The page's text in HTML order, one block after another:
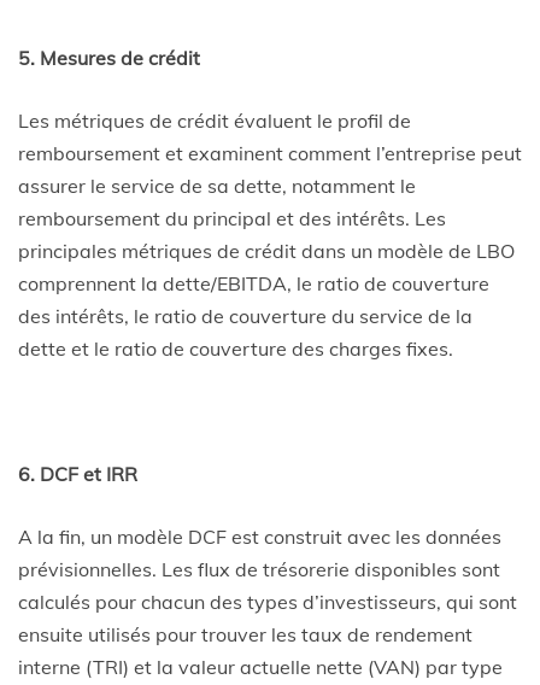
5. Mesures de crédit
Les métriques de crédit évaluent le profil de
remboursement et examinent comment l’entreprise peut
assurer le service de sa dette, notamment le
remboursement du principal et des intérêts. Les
principales métriques de crédit dans un modèle de LBO
comprennent la dette/EBITDA, le ratio de couverture
des intérêts, le ratio de couverture du service de la
dette et le ratio de couverture des charges fixes.
6. DCF et IRR
A la fin, un modèle DCF est construit avec les données
prévisionnelles. Les flux de trésorerie disponibles sont
calculés pour chacun des types d’investisseurs, qui sont
ensuite utilisés pour trouver les taux de rendement
interne (TRI) et la valeur actuelle nette (VAN) par type